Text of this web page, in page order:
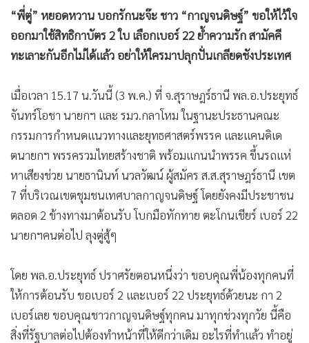
• อาชญากรรม
• Motoring
• เกม
• SMEs
• หุ้น
• อินโดจีน
• กองทุนรวม
• Celeb Online
• Factcheck
• ญี่ปุ่น
• News1
•
“พี่ตู่” หยอดหวาน บอกรักนะจ๊ะ ชาว “กาญจนดิษฐ์” ขอให้ไว้ใจ
ออกมาใช้สิทธิกาบัตร 2 ใบ เลือกเบอร์ 22 ย้ำความรัก สามัคคี
ทะเลาะกันอีกไม่ได้แล้ว อย่าให้ใครมาปลุกปั่นเกลียดชังประเทศ
เมื่อเวลา 15.17 น.วันนี้ (3 พ.ค.) ที่ จ.สุราษฎร์ธานี พล.อ.ประยุทธ์
จันทร์โอชา นายกฯ และ รมว.กลาโหม ในฐานะประธานคณะ
กรรมการกำหนดแนวทางและยุทธศาสตร์พรรค และแคนดิเด
ตนายกฯ พรรครวมไทยสร้างชาติ พร้อมแกนนำพรรค ขึ้นรถแห่
หาเสียงช่วย นายธานินท์ นวลวัฒน์ ผู้สมัคร ส.ส.สุราษฎร์ธานี เขต
7 ที่บริเวณเขตชุมชนเทศบาลกาญจนดิษฐ์ โดยยังคงมีประชาชน
ตลอด 2 ข้างทางมาต้อนรับ โบกมือทักทาย ตะโกนเชียร์ เบอร์ 22
นายกฯคนต่อไป ลุงตู่สู้ๆ
โดย พล.อ.ประยุทธ์ ปราศรัยตอนหนึ่งว่า ขอบคุณพี่น้องทุกคนที่
ให้การต้อนรับ ขอเบอร์ 2 และเบอร์ 22 ประยุทธ์ด้วยนะ กา 2
เบอร์เลย ขอบคุณชาวกาญจนดิษฐ์ทุกคน มาทุกช่วงทุกวัย นี้คือ
สิ่งที่รัฐบาลต่อไปต้องทำหน้าที่ให้ดีกว่าเดิม อะไรที่ทำแล้ว ทำอยู่